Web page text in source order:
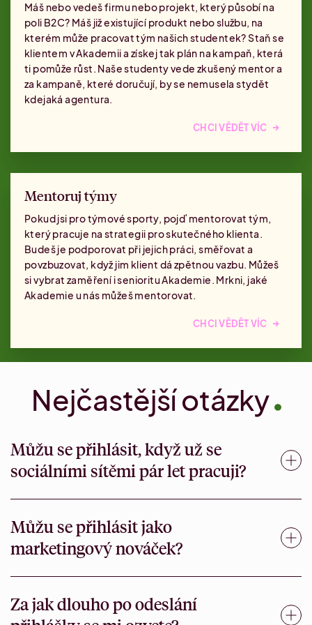
Máš nebo vedeš firmu nebo projekt, který působí na
poli B2C? Máš již existující produkt nebo službu, na
kterém může pracovat tým našich studentek? Staň se
klientem v Akademii a získej tak plán na kampaň, která
ti pomůže růst. Naše studenty vede zkušený mentor a
za kampaně, které doručují, by se nemusela stydět
kdejaká agentura.
CHCI VĚDĚT VÍC →
Mentoruj týmy
Pokud jsi pro týmové sporty, pojď mentorovat tým,
který pracuje na strategii pro skutečného klienta.
Budeš je podporovat při jejich práci, směřovat a
povzbuzovat, když jim klient dá zpětnou vazbu. Můžeš
si vybrat zaměření i senioritu Akademie. Mrkni, jaké
Akademie u nás můžeš mentorovat.
CHCI VĚDĚT VÍC →
Nejčastější otázky
Můžu se přihlásit, když už se
sociálními sítěmi pár let pracuji?
znáš z praxe. Zajímat tě ale mohou naše jiná školení,
vyber si z programu
.
Můžu se přihlásit jako
marketingový nováček?
Akademii. V téhle Akademii se možná jako úplný
nováček budeš v některých věcech ztrácet.
Za jak dlouho po odeslání